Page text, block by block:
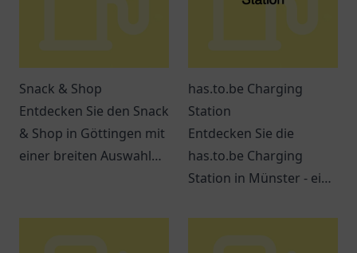
Snack & Shop
Entdecken Sie den Snack
& Shop in Göttingen mit
einer breiten Auswahl
jeden Hunger.
has.to.be Charging
Station
Entdecken Sie die
has.to.be Charging
Station in Münster - ein
umweltbewusste